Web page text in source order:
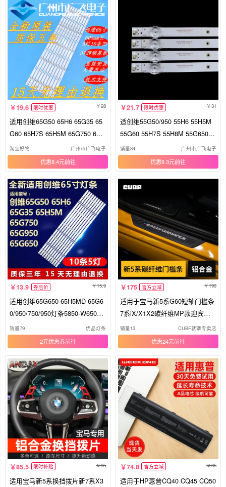
19.6 限时优惠 28
适用创维65G50 65H6 65G35 65
G60 65H7S 65H5M 65G750 65G
950灯条
淘宝好物 广州市广飞电子
优惠8.4元
21.7 限时优惠 31
适创维55G50/950 55H6 55H5M
55G60 55H7S 55H8M 55G650/7
50灯条
销量84 广州市广飞电子
优惠9.3元
13.9 券后价 15.9
适用创维65G650 65H5MD 65G6
0/950/750/950灯条5850-W65000-
6P00
销量79 优品灯条
2元优惠券
175 官方立减 199
适用于宝马新5系G60短轴门槛条
7系iX/X1X2碳纤维MP款迎宾踏
板护板
销量13 CUBF就犟专卖店
优惠24元
85.5 限时补贴 95
适用宝马新5系换挡拨片新7系X3
74.8 官方立减 85
适用于HP惠普CQ40 CQ45 CQ50